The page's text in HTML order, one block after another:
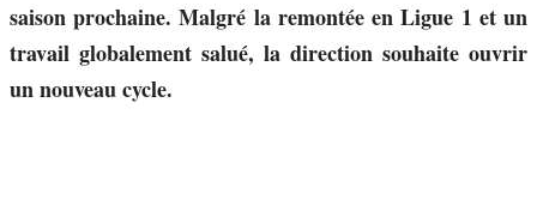
saison prochaine. Malgré la remontée en Ligue 1 et un
travail globalement salué, la direction souhaite ouvrir
un nouveau cycle.